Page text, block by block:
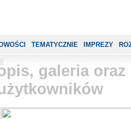
TEMATYCZNIE IMPREZY
galeria oraz